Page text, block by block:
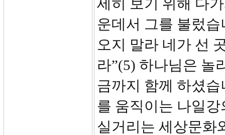
세히 보기 위해 다
운데서 그를 불렀
오지 말라 네가 선
라”(5) 하나님은 놀
금까지 함께 하셨
를 움직이는 나일
실거리는 세상문화